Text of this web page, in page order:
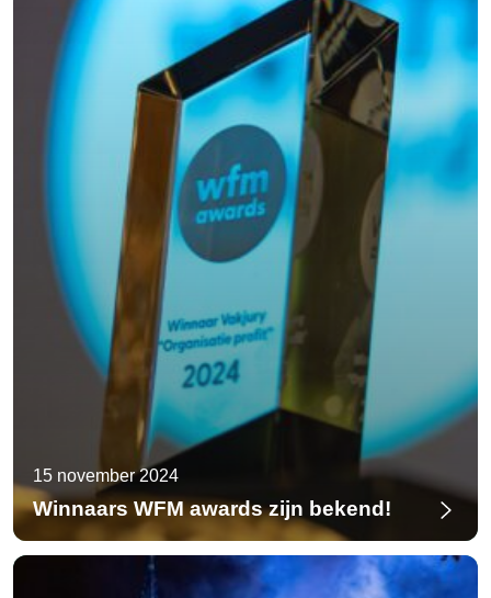
15 november 2024
Winnaars WFM awards zijn bekend!